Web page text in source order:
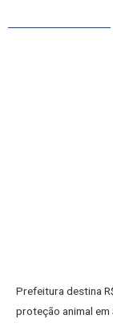
Prefeitura destina
proteção animal em
SAÚDE
MATO